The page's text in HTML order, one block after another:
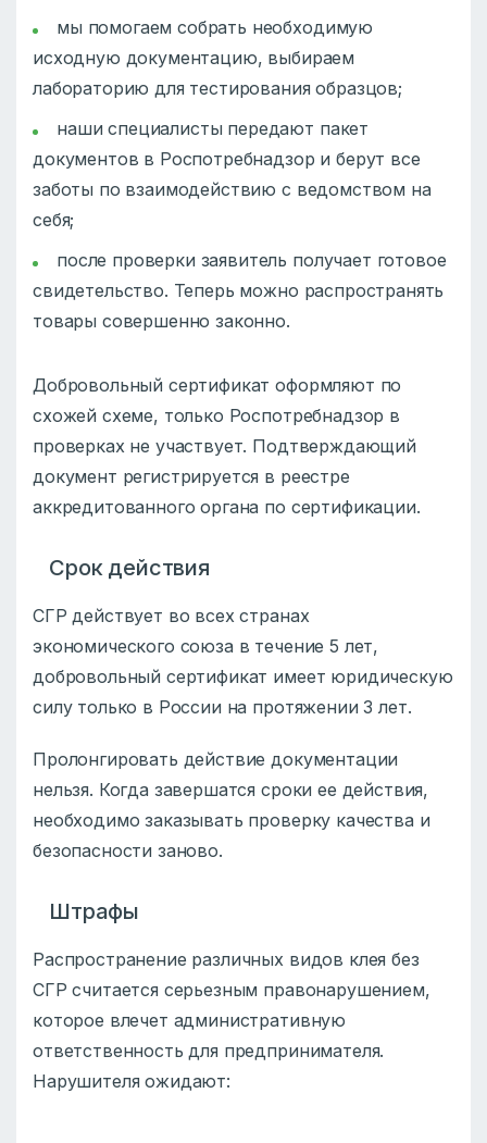
мы помогаем собрать необходимую
исходную документацию, выбираем
лабораторию для тестирования образцов;
наши специалисты передают пакет
документов в Роспотребнадзор и берут все
заботы по взаимодействию с ведомством на
себя;
после проверки заявитель получает готовое
свидетельство. Теперь можно распространять
товары совершенно законно.
Добровольный сертификат оформляют по
схожей схеме, только Роспотребнадзор в
проверках не участвует. Подтверждающий
документ регистрируется в реестре
аккредитованного органа по сертификации.
Срок действия
СГР действует во всех странах
экономического союза в течение 5 лет,
добровольный сертификат имеет юридическую
силу только в России на протяжении 3 лет.
Пролонгировать действие документации
нельзя. Когда завершатся сроки ее действия,
необходимо заказывать проверку качества и
безопасности заново.
Штрафы
Распространение различных видов клея без
СГР считается серьезным правонарушением,
которое влечет административную
ответственность для предпринимателя.
Нарушителя ожидают: